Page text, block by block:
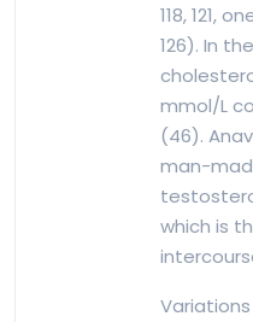
118, 121,
126). In
mmol/L
(46).
man-
which is